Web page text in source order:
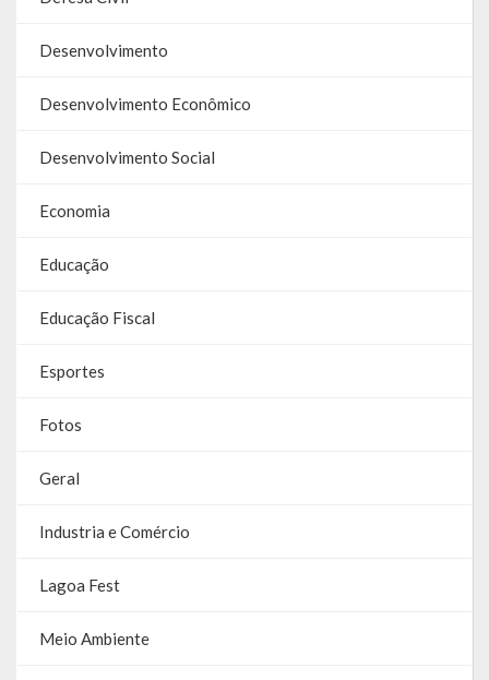
Vídeos
Programas
Publicações
Covid 19
Planos
Relatório Anual de Gestão
Editais de Concursos/Processos Seletivos
Desenvolvimento
Desenvolvimento Econômico
Desenvolvimento Social
Economia
Educação
Educação Fiscal
Esportes
Fotos
Geral
Industria e Comércio
Lagoa Fest
Meio Ambiente